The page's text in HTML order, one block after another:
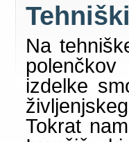
Na
izdelke
Tokrat